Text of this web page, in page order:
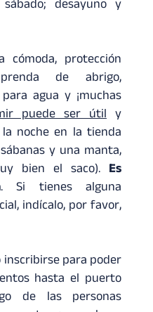
desayuno y
cómoda, protección
de abrigo,
agua y ¡muchas
puede ser útil y
noche en la tienda
y una manta,
bien el saco). Es
. Si tienes alguna
indícalo, por favor,
inscribirse para poder
hasta el puerto
de las personas